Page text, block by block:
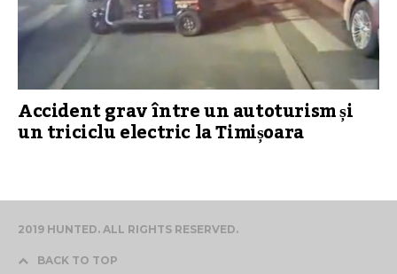
Accident grav între un autoturism și
un triciclu electric la Timișoara
2019 HUNTED. ALL RIGHTS RESERVED.
BACK TO TOP